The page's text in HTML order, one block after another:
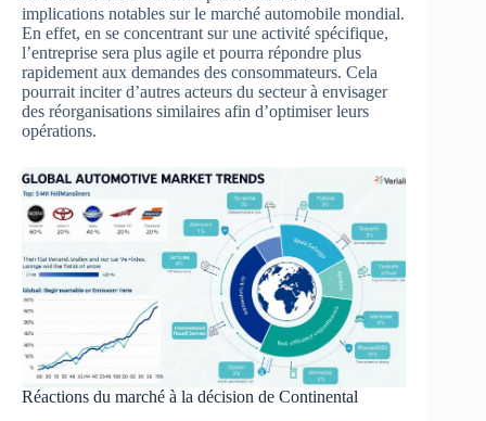
implications notables sur le marché automobile mondial.
En effet, en se concentrant sur une activité spécifique,
l’entreprise sera plus agile et pourra répondre plus
rapidement aux demandes des consommateurs. Cela
pourrait inciter d’autres acteurs du secteur à envisager
des réorganisations similaires afin d’optimiser leurs
opérations.
Réactions du marché à la décision de Continental